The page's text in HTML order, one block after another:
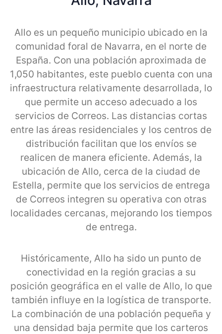
Allo es un pequeño municipio ubicado en la
comunidad foral de Navarra, en el norte de
España. Con una población aproximada de
1,050 habitantes, este pueblo cuenta con una
infraestructura relativamente desarrollada, lo
que permite un acceso adecuado a los
servicios de Correos. Las distancias cortas
entre las áreas residenciales y los centros de
distribución facilitan que los envíos se
realicen de manera eficiente. Además, la
ubicación de Allo, cerca de la ciudad de
Estella, permite que los servicios de entrega
de Correos integren su operativa con otras
localidades cercanas, mejorando los tiempos
de entrega.
Históricamente, Allo ha sido un punto de
conectividad en la región gracias a su
posición geográfica en el valle de Allo, lo que
también influye en la logística de transporte.
La combinación de una población pequeña y
una densidad baja permite que los carteros